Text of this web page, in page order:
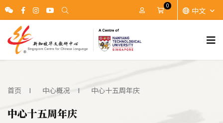
账户 Cart
0
中文
首页 中心概况 中心十五周年庆
中心十五周年庆